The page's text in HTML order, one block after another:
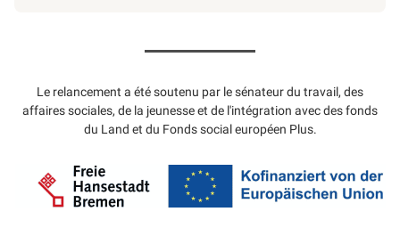
Vielfalt
Teilhabe
starten
bald!
Le relancement a été soutenu par le sénateur du travail, des
affaires sociales, de la jeunesse et de l'intégration avec des fonds
du Land et du Fonds social européen Plus.